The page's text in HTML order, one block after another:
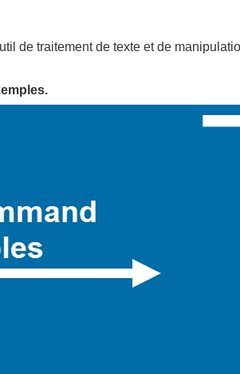
de traitement de texte et de